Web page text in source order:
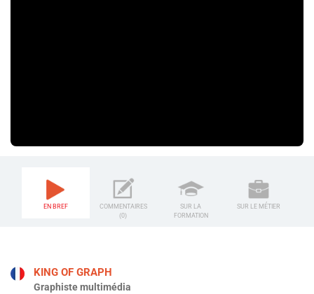
EN BREF
COMMENTAIRES
(0)
SUR LA
FORMATION
SUR LE MÉTIER
KING OF GRAPH
Graphiste multimédia